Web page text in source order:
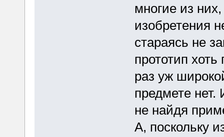
многие из
изобретения
стараясь не
прототип
раз уж
предмете нет.
не найдя
А, поскольку